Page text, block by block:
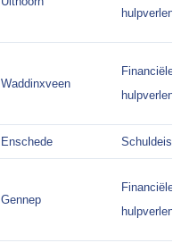
Waddinxveen
Financiële
Enschede Schuldeiser
Gennep
Financiële